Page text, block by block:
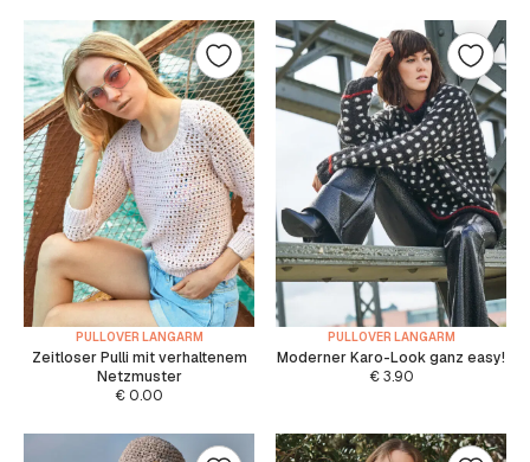
PULLOVER LANGARM
Zeitloser Pulli mit verhaltenem
Netzmuster
€ 0.00
PULLOVER LANGARM
Moderner Karo-Look ganz easy!
€3.90